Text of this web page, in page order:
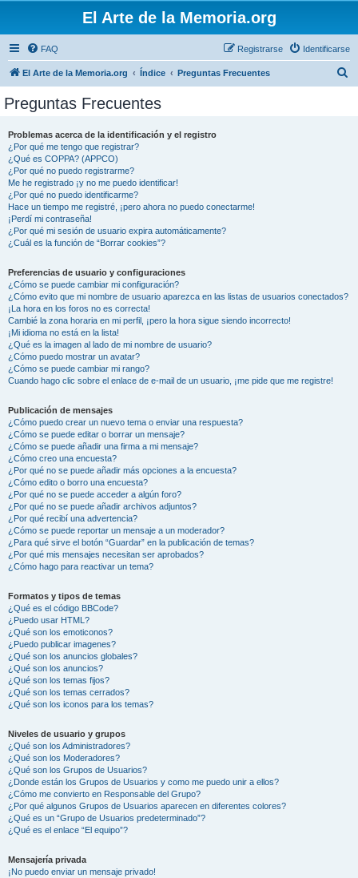
El Arte de la Memoria.org
FAQ Identificarse
Registrarse
El Arte de la Memoria.org Índice Preguntas Frecuentes
Preguntas Frecuentes
Problemas acerca de la identificación y el registro
¿Por qué me tengo que registrar?
¿Qué es COPPA? (APPCO)
¿Por qué no puedo registrarme?
Me he registrado ¡y no me puedo identificar!
¿Por qué no puedo identificarme?
Hace un tiempo me registré, ¡pero ahora no puedo conectarme!
¡Perdí mi contraseña!
¿Por qué mi sesión de usuario expira automáticamente?
¿Cuál es la función de “Borrar cookies”?
Preferencias de usuario y configuraciones
¿Cómo se puede cambiar mi configuración?
¿Cómo evito que mi nombre de usuario aparezca en las listas de usuarios conectados?
¡La hora en los foros no es correcta!
Cambié la zona horaria en mi perfil, ¡pero la hora sigue siendo incorrecto!
¡Mi idioma no está en la lista!
¿Qué es la imagen al lado de mi nombre de usuario?
¿Cómo puedo mostrar un avatar?
¿Cómo se puede cambiar mi rango?
Cuando hago clic sobre el enlace de e-mail de un usuario, ¡me pide que me registre!
Publicación de mensajes
¿Cómo puedo crear un nuevo tema o enviar una respuesta?
¿Cómo se puede editar o borrar un mensaje?
¿Cómo se puede añadir una firma a mi mensaje?
¿Cómo creo una encuesta?
¿Por qué no se puede añadir más opciones a la encuesta?
¿Cómo edito o borro una encuesta?
¿Por qué no se puede acceder a algún foro?
¿Por qué no se puede añadir archivos adjuntos?
¿Por qué recibí una advertencia?
¿Cómo se puede reportar un mensaje a un moderador?
¿Para qué sirve el botón “Guardar” en la publicación de temas?
¿Por qué mis mensajes necesitan ser aprobados?
¿Cómo hago para reactivar un tema?
Formatos y tipos de temas
¿Qué es el código BBCode?
¿Puedo usar HTML?
¿Qué son los emoticonos?
¿Puedo publicar imagenes?
¿Qué son los anuncios globales?
¿Qué son los anuncios?
¿Qué son los temas fijos?
¿Qué son los temas cerrados?
¿Qué son los iconos para los temas?
Niveles de usuario y grupos
¿Qué son los Administradores?
¿Qué son los Moderadores?
¿Qué son los Grupos de Usuarios?
¿Donde están los Grupos de Usuarios y como me puedo unir a ellos?
¿Cómo me convierto en Responsable del Grupo?
¿Por qué algunos Grupos de Usuarios aparecen en diferentes colores?
¿Qué es un “Grupo de Usuarios predeterminado”?
¿Qué es el enlace “El equipo”?
Mensajería privada
¡No puedo enviar un mensaje privado!